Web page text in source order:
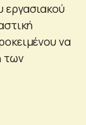
εργασιακού
να
των